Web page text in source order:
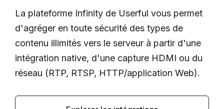
La plateforme Infinity de Userful vous permet
d'agréger en toute sécurité des types de
contenu illimités vers le serveur à partir d'une
intégration native, d'une capture HDMI ou du
réseau (RTP, RTSP, HTTP/application Web).